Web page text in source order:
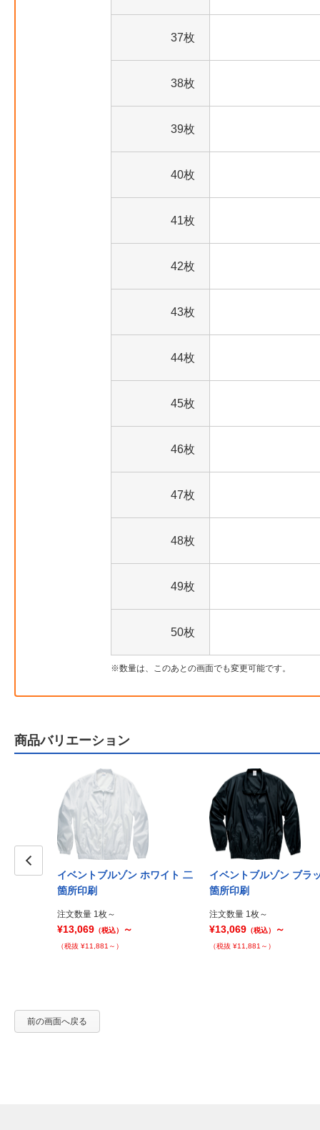
37枚
38枚
39枚
40枚
41枚
42枚
43枚
44枚
45枚
46枚
47枚
48枚
49枚
50枚
数量は、このあとの画面でも変更可能です。
商品バリエーション
イベントブルゾン ホワイト 二
箇所印刷
注文数量 1枚～
¥13,069 （税込） ～
（税抜 ¥11,881～）
イベントブルゾン ブラ
箇所印刷
注文数量 1枚～
¥13,069 （税込） ～
（税抜 ¥11,881～）
前の画面へ戻る